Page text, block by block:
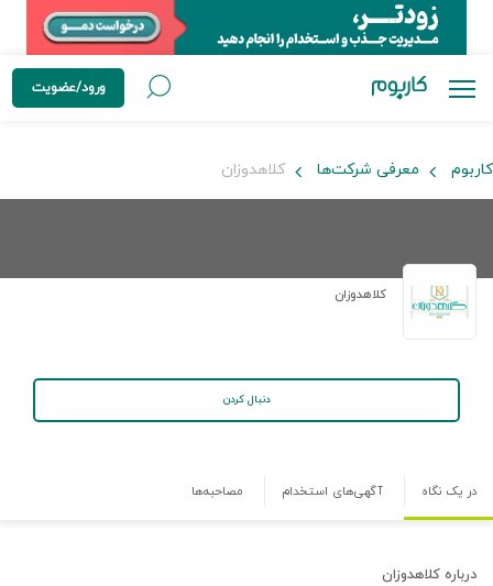
ورود/عضویت
کاربوم معرفی شرکت‌ها کلاهدوزان
کلاهدوزان
دنبال کردن
در یک نگاه آگهی‌های استخدام مصاحبه‌ها
درباره کلاهدوزان